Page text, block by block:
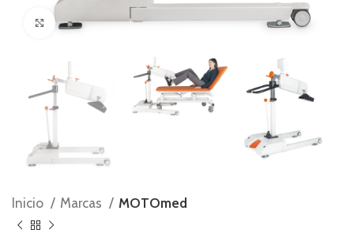
Ampliar foto
Inicio Marcas MOTOmed